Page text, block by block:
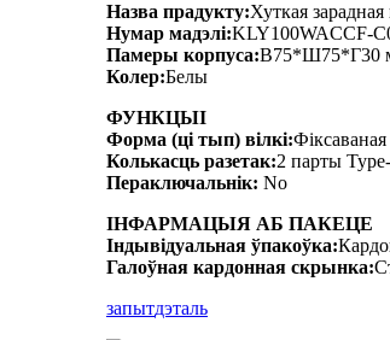
Назва прадукту:Хуткая
Нумар мадэлі:KLY100WACCF-
Памеры корпуса:В75*Ш75*Г30
Колер:Белы
ФУНКЦЫІ
Форма (ці тып) вілкі:
Колькасць разетак:2 парты
Пераключальнік: No
ІНФАРМАЦЫЯ АБ ПАКЕЦЕ
Індывідуальная ўпакоўка:
Галоўная кардонная скрынка:
запытдэталь